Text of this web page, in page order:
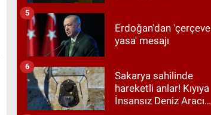
Erdoğan'dan 'çerçeve
yasa' mesajı
5
Sakarya sahilinde
hareketli anlar! Kıyıya
İnsansız Deniz Aracı
6